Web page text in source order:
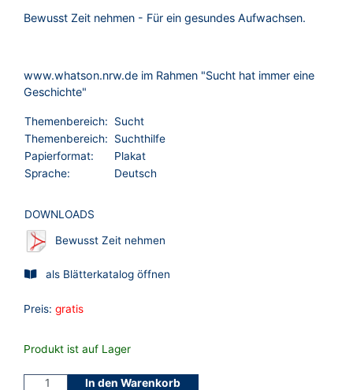
Bewusst Zeit nehmen - Für ein gesundes Aufwachsen.
www.whatson.nrw.de im Rahmen "Sucht hat immer eine
Geschichte"
Themenbereich:
Sucht
Themenbereich:
Suchthilfe
Papierformat:
Plakat
Sprache:
Deutsch
DOWNLOADS
Bewusst Zeit nehmen
als Blätterkatalog öffnen
Preis: gratis
Produkt ist auf Lager
In den Warenkorb